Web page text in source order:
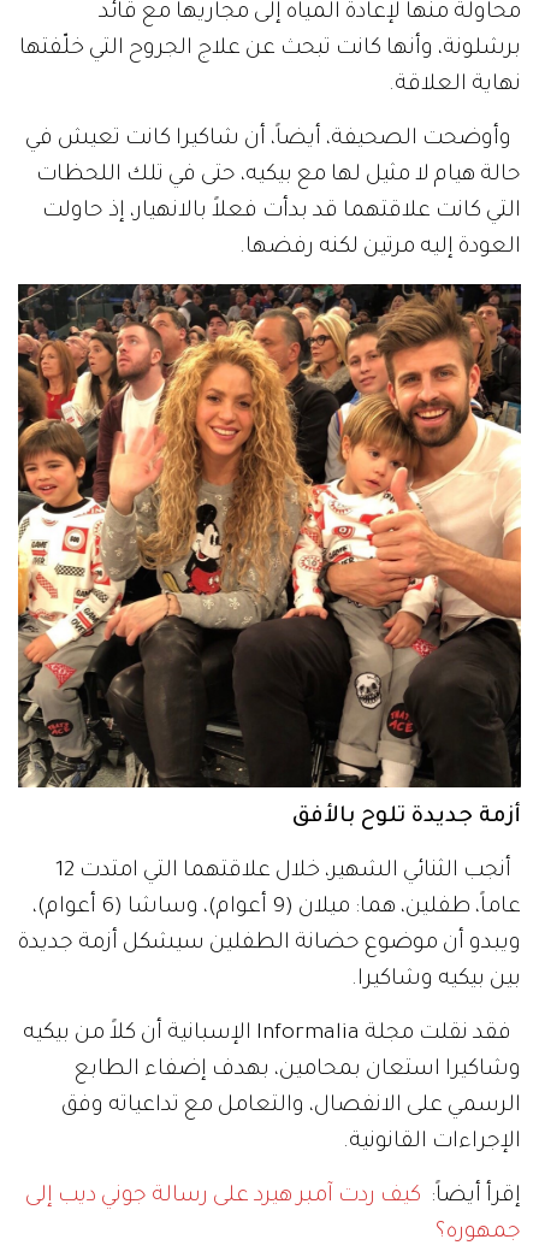
محاولة منها لإعادة المياه إلى مجاريها مع قائد
برشلونة، وأنها كانت تبحث عن علاج الجروح التي خلّفتها
نهاية العلاقة.
وأوضحت الصحيفة، أيضاً، أن شاكيرا كانت تعيش في
حالة هيام لا مثيل لها مع بيكيه، حتى في تلك اللحظات
التي كانت علاقتهما قد بدأت فعلاً بالانهيار، إذ حاولت
العودة إليه مرتين لكنه رفضها.
أزمة جديدة تلوح بالأفق
أنجب الثنائي الشهير، خلال علاقتهما التي امتدت 12
عاماً، طفلين، هما: ميلان (9 أعوام)، وساشا (6 أعوام)،
ويبدو أن موضوع حضانة الطفلين سيشكل أزمة جديدة
بين بيكيه وشاكيرا.
فقد نقلت مجلة Informalia الإسبانية أن كلاً من بيكيه
وشاكيرا استعان بمحامين، بهدف إضفاء الطابع
الرسمي على الانفصال، والتعامل مع تداعياته وفق
الإجراءات القانونية.
إقرأ أيضاً: كيف ردت آمبر هيرد على رسالة جوني ديب إلى
جمهوره؟